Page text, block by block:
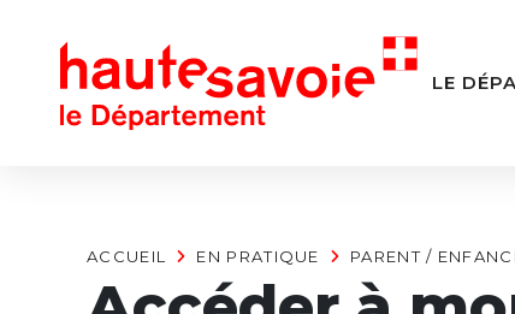
LE
ACCUEIL EN PRATIQUE PARENT /